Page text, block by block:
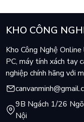
KHO CÔNG
Kho Công Nghệ
PC, máy tính xách tay
nghiệp chính hãng với
9B Ngách 1/26 Ngõ
Nội